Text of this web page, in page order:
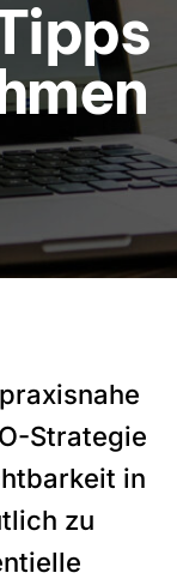
Strategie
in
zu